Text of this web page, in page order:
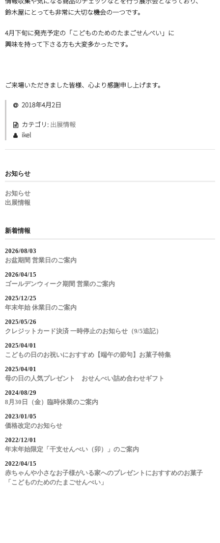
鈴木屋にとっても非常に大切な機会の一つです。
4月下旬に発売予定の 「こどものためのたまごせんべい」 に
興味を持って下さる方も大変多かったです。
ご来場いただきました皆様、心より感謝申し上げます。
2018年4月2日
カテゴリ: 出展情報
ikel
お知らせ
お知らせ
出展情報
新着情報
2026/08/03
お盆期間 営業日のご案内
2026/04/15
ゴールデンウィーク期間 営業のご案内
2025/12/25
年末年始 休業日のご案内
2025/05/26
クレジットカード決済 一時停止のお知らせ（9/5追記）
2025/04/01
こどもの日のお祝いにおすすめ【端午の節句】お菓子特集
2025/04/01
母の日の人気プレゼント おせんべい詰め合わせギフト
2024/08/29
8月30日（金）臨時休業のご案内
2023/01/05
価格改定のお知らせ
2022/12/01
年末年始限定「干支せんべい（卯）」のご案内
2022/04/15
赤ちゃんや小さなお子様がいる家へのプレゼントにおすすめのお菓子
「こどものためのたまごせんべい」